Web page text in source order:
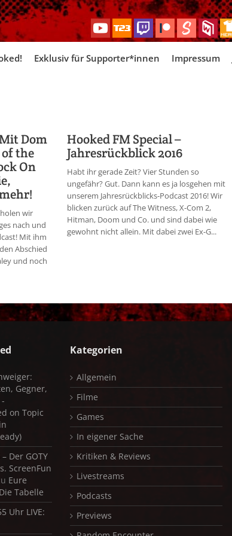
Exklusiv für Supporter*innen Impressum
Dom
of the
On
wir
nach und
Mit ihm
Abschied
und noch
Hooked FM Special –
Jahresrückblick 2016
Habt ihr gerade Zeit? Vier Stunden so
ungefähr? Gut. Dann kann es ja losgehen mit
unserem Jahresrückblicks-Podcast 2016! Wir
blicken zurück auf The Witness, X-Com 2,
Hitman, Doom und Co. und sind dabei wie
gewohnt nicht allein. Mit dabei zwei Ex-G...
Gegner,
on Topic
Der GOTY
ScreenFun
Eure
Tabelle
Uhr LIVE:
Kategorien
Allgemein
Filme
Games
In eigener Sache
Kritiken & Reviews
Livestreams
Podcasts
Previews